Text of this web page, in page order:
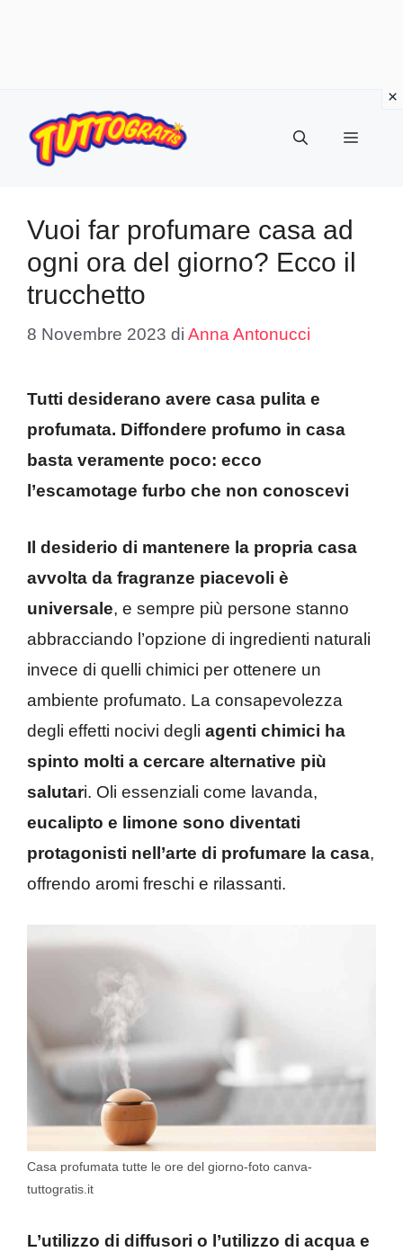
contenuto
Menu
Vuoi far profumare casa ad
ogni ora del giorno? Ecco il
trucchetto
8 Novembre 2023 di Anna Antonucci
Tutti desiderano avere casa pulita e
profumata. Diffondere profumo in casa
basta veramente poco: ecco
l’escamotage furbo che non conoscevi
Il desiderio di mantenere la propria casa
avvolta da fragranze piacevoli è
universale, e sempre più persone stanno
abbracciando l’opzione di ingredienti naturali
invece di quelli chimici per ottenere un
ambiente profumato. La consapevolezza
degli effetti nocivi degli agenti chimici ha
spinto molti a cercare alternative più
salutari. Oli essenziali come lavanda,
eucalipto e limone sono diventati
protagonisti nell’arte di profumare la casa,
offrendo aromi freschi e rilassanti.
Casa profumata tutte le ore del giorno-foto canva-
tuttogratis.it
L’utilizzo di diffusori o l’utilizzo di acqua e